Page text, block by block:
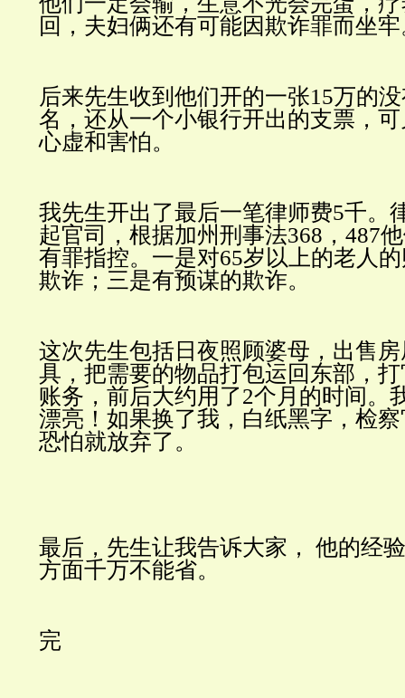
回，夫妇俩还有可能因欺诈罪而坐
后来先生收到他们开的一张15万的
名，还从一个小银行开出的支票，
心虚和害怕。
我先生开出了最后一笔律师费5千。
起官司，根据加州刑事法368，487
有罪指控。一是对65岁以上的老人
欺诈；三是有预谋的欺诈。
这次先生包括日夜照顾婆母，出售
具，把需要的物品打包运回东部，
账务，前后大约用了2个月的时间。
漂亮！如果换了我，白纸黑字，检
恐怕就放弃了。
最后，先生让我告诉大家，
他的经
方面千万不能省。
完